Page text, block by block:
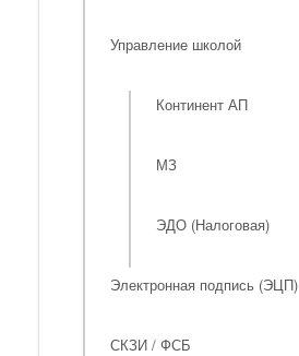
Управление школой
Континент АП
МЗ
ЭДО (Налоговая)
Электронная подпись (ЭЦП)
СКЗИ / ФСБ